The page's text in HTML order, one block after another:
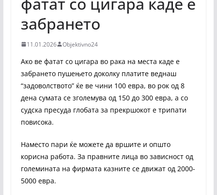
забрането
11.01.2026 Objektivno24
Ако ве фатат со цигара во рака на места каде е
забрането пушењето доколку платите веднаш
“задоволството” ќе ве чини 100 евра, во рок од 8
дена сумата се зголемува од 150 до 300 евра, а со
судска пресуда глобата за прекршокот е трипати
повисока.
Наместо пари ќе можете да вршите и општо
корисна работа. За правните лица во зависност од
големината на фирмата казните се движат од 2000-
5000 евра.